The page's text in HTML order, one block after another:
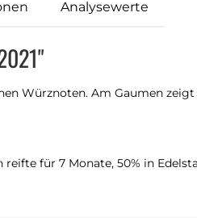
Analysewerte
Würznoten. Am Gaumen
für 7 Monate, 50% in